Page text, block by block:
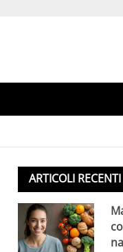
ARTICOLI RECENTI